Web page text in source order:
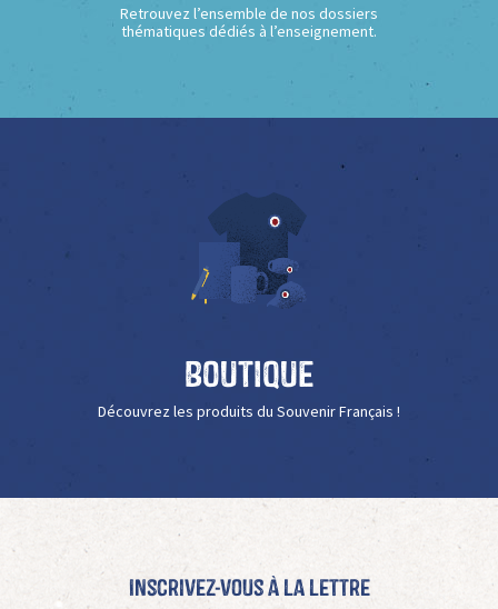
Retrouvez l’ensemble de nos dossiers
thématiques dédiés à l’enseignement.
Boutique
Découvrez les produits du Souvenir Français !
Inscrivez-vous à La Lettre